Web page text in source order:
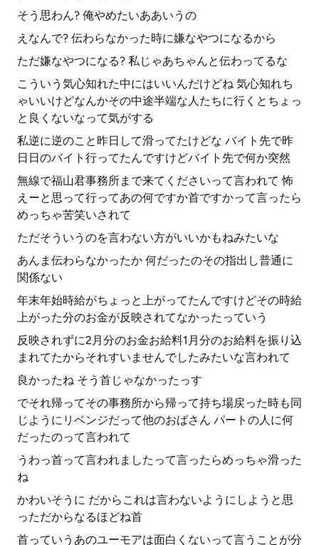
そう思わん? 俺やめたいああいうの
えなんで? 伝わらなかった時に嫌なやつになるから
ただ嫌なやつになる? 私じゃあちゃんと伝わってるな
こういう気心知れた中にはいいんだけどね 気心知れち
ゃいいけどなんかその中途半端な人たちに行くとちょっ
と良くないなって気がする
私逆に逆のこと昨日して滑ってたけどな バイト先で昨
日日のバイト行ってたんですけどバイト先で何か突然
無線で福山君事務所まで来てくださいって言われて 怖
えーと思って行ってあの何ですか首ですかって言ったら
めっちゃ苦笑いされて
ただそういうのを言わない方がいいかもねみたいな
あんま伝わらなかったか 何だったのその指出し普通に
関係ない
年末年始時給がちょっと上がってたんですけどその時給
上がった分のお金が反映されてなかったっていう
反映されずに2月分のお金お給料1月分のお給料を振り込
まれてたからそれすいませんでしたみたいな言われて
良かったね そう首じゃなかったっす
でそれ帰ってその事務所から帰って持ち場戻った時も同
じようにリベンジだって他のおばさん パートの人に何
だったのって言われて
うわっ首って言われましたって言ったらめっちゃ滑った
ね
かわいそうに だからこれは言わないようにしようと思
っただからなるほどね首
首っていうあのユーモアは面白くないって言うことが分